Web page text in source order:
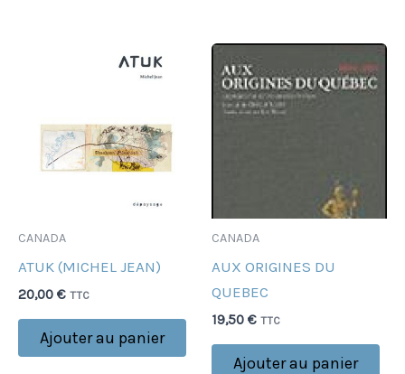
CANADA
ATUK (MICHEL JEAN)
20,00 € TTC
Ajouter au panier
CANADA
AUX ORIGINES DU
QUEBEC
19,50 € TTC
Ajouter au panier